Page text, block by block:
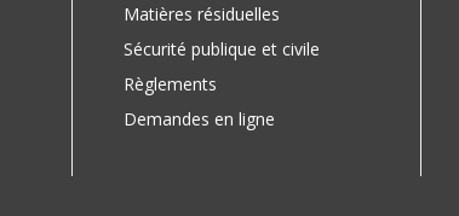
Matières résiduelles
Sécurité publique et civile
Règlements
Demandes en ligne